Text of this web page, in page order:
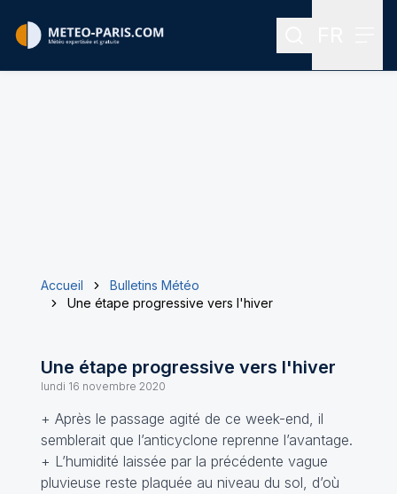
Rechercher
Accueil
Bulletins Météo
Une étape progressive vers l'hiver
Une étape progressive vers l'hiver
lundi 16 novembre 2020
+ Après le passage agité de ce week-end, il
semblerait que l’anticyclone reprenne l’avantage.
+ L’humidité laissée par la précédente vague
pluvieuse reste plaquée au niveau du sol, d’où